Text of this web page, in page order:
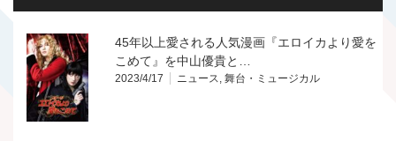
45年以上愛される人気漫画『エロイカより愛を
こめて』を中山優貴と…
2023/4/17 ニュース, 舞台・ミュージカル